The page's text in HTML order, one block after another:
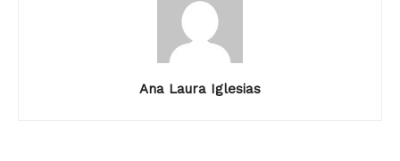
Ana Laura Iglesias